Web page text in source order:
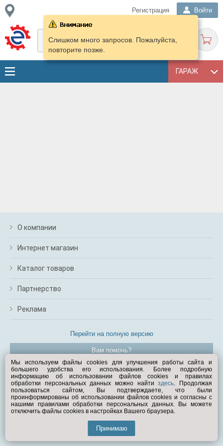
Регистрация Войти
ГАРАЖ
Слишком много запросов. Пожалуйста,
повторите позже.
О компании
Интернет магазин
Каталог товаров
Партнерство
Реклама
Перейти на полную версию
Вам помочь?
© Exist.ru 1998—2026
Мы используем файлы cookies для улучшения работы сайта и
большего удобства его использования. Более подробную
информацию об использовании файлов cookies и правилах
обработки персональных данных можно найтиздесь. Продолжая
пользоваться сайтом, Вы подтверждаете, что были
проинформированы об использовании файлов cookies и согласны с
нашими правилами обработки персональных данных. Вы можете
отключить файлы cookies в настройках Вашего браузера.
Принимаю